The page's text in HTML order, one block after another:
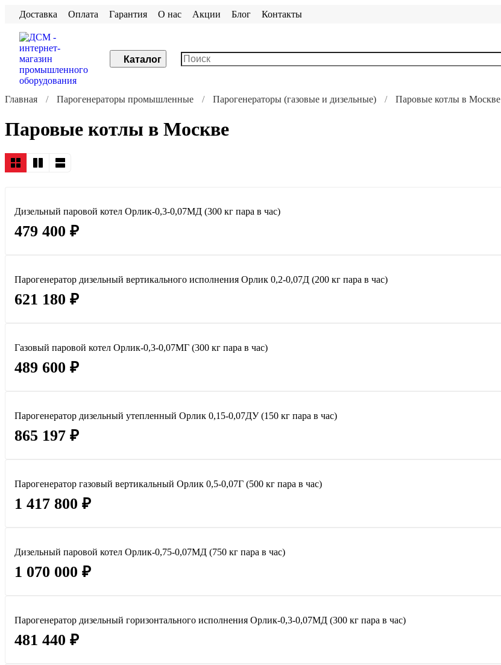
Доставка Оплата Гарантия О нас Акции Блог Контакты
Каталог
Главная Парогенераторы промышленные Парогенераторы (газовые и дизельные) Паровые котлы в Москве
Паровые котлы в Москве
Дизельный паровой котел Орлик-0,3-0,07МД (300 кг пара в час)
479 400 ₽
Парогенератор дизельный вертикального исполнения Орлик 0,2-0,07Д (200 кг пара в час)
621 180 ₽
Газовый паровой котел Орлик-0,3-0,07МГ (300 кг пара в час)
489 600 ₽
Парогенератор дизельный утепленный Орлик 0,15-0,07ДУ (150 кг пара в час)
865 197 ₽
Парогенератор газовый вертикальный Орлик 0,5-0,07Г (500 кг пара в час)
1 417 800 ₽
Дизельный паровой котел Орлик-0,75-0,07МД (750 кг пара в час)
1 070 000 ₽
Парогенератор дизельный горизонтального исполнения Орлик-0,3-0,07МД (300 кг пара в час)
481 440 ₽